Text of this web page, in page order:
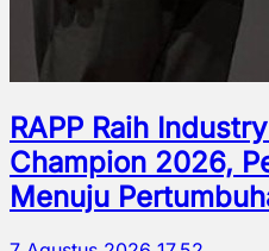
RAPP Raih
Champion 2026,
Menuju